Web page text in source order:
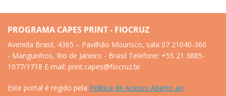
PROGRAMA CAPES PRINT - FIOCRUZ
Avenida Brasil, 4365 – Pavilhão Mourisco, sala 07 21040-360
- Manguinhos, Rio de Janeiro - Brasil Telefone: +55 21 3885-
1077/1718 E-mail: print.capes@fiocruz.br
Este portal é regido pela Política de Acesso Aberto ao